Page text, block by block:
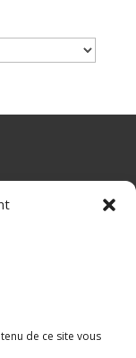
de ce site vous